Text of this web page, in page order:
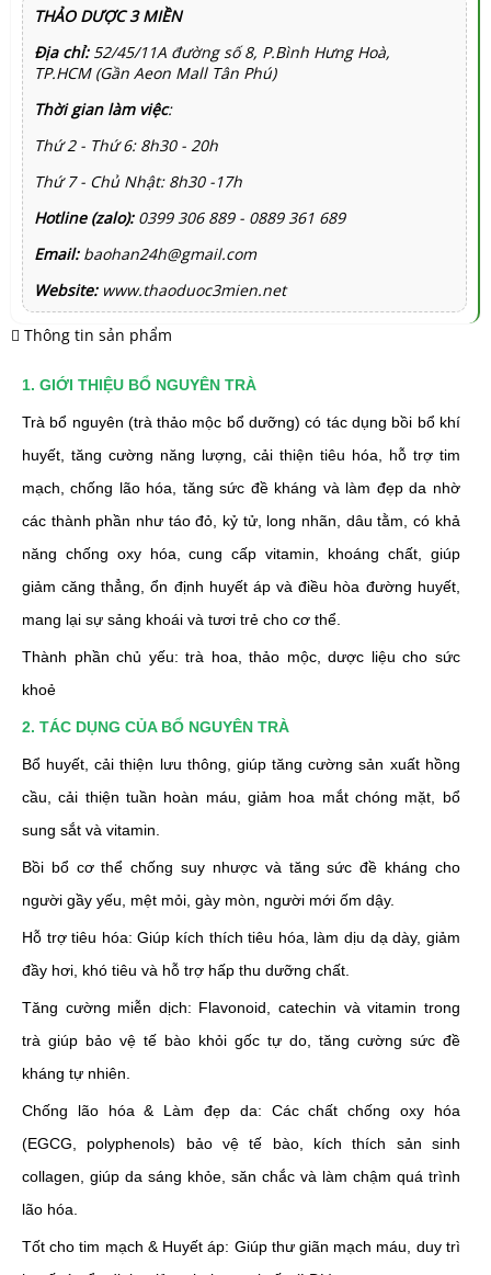
THẢO DƯỢC 3 MIỀN
Địa chỉ:52/45/11A đường số 8, P.Bình Hưng Hoà,
TP.HCM (Gần Aeon Mall Tân Phú)
Thời gian làm việc:
Thứ 2 - Thứ 6: 8h30 - 20h
Thứ 7 - Chủ Nhật: 8h30 -17h
Hotline (zalo): 0399 306 889 - 0889 361 689
Email:baohan24h@gmail.com
Website:www.thaoduoc3mien.net
Thông tin sản phẩm
1. GIỚI THIỆU BỔ NGUYÊN TRÀ
Trà bổ nguyên (trà thảo mộc bổ dưỡng) có tác dụng bồi bổ khí
huyết, tăng cường năng lượng, cải thiện tiêu hóa, hỗ trợ tim
mạch, chống lão hóa, tăng sức đề kháng và làm đẹp da nhờ
các thành phần như táo đỏ, kỷ tử, long nhãn, dâu tằm, có khả
năng chống oxy hóa, cung cấp vitamin, khoáng chất, giúp
giảm căng thẳng, ổn định huyết áp và điều hòa đường huyết,
mang lại sự sảng khoái và tươi trẻ cho cơ thể.
Thành phần chủ yếu: trà hoa, thảo mộc, dược liệu cho sức
khoẻ
2. TÁC DỤNG CỦA BỔ NGUYÊN TRÀ
Bổ huyết, cải thiện lưu thông, giúp tăng cường sản xuất hồng
cầu, cải thiện tuần hoàn máu, giảm hoa mắt chóng mặt, bổ
sung sắt và vitamin.
Bồi bổ cơ thể chống suy nhược và tăng sức đề kháng cho
người gầy yếu, mệt mỏi, gày mòn, người mới ốm dậy.
Hỗ trợ tiêu hóa: Giúp kích thích tiêu hóa, làm dịu dạ dày, giảm
đầy hơi, khó tiêu và hỗ trợ hấp thu dưỡng chất.
Tăng cường miễn dịch: Flavonoid, catechin và vitamin trong
trà giúp bảo vệ tế bào khỏi gốc tự do, tăng cường sức đề
kháng tự nhiên.
Chống lão hóa & Làm đẹp da: Các chất chống oxy hóa
(EGCG, polyphenols) bảo vệ tế bào, kích thích sản sinh
collagen, giúp da sáng khỏe, săn chắc và làm chậm quá trình
lão hóa.
Tốt cho tim mạch & Huyết áp: Giúp thư giãn mạch máu, duy trì